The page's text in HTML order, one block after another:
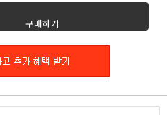
구매하기